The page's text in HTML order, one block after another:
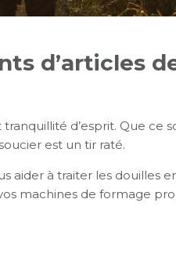
d’articles
d’esprit. Que ce
est un tir raté.
aider à traiter les douilles
machines de formage